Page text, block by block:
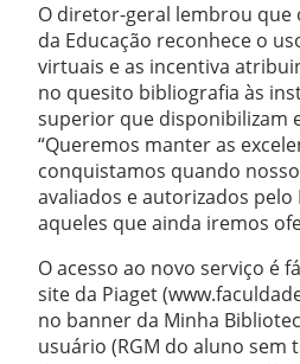
O diretor-geral lembrou
da Educação reconhece o
virtuais e as incentiva
no quesito bibliografia às
superior que disponibilizam
“Queremos manter as
conquistamos quando
avaliados e autorizados pelo
aqueles que ainda iremos
O acesso ao novo serviço é
site da Piaget
no banner da Minha
usuário (RGM do aluno sem